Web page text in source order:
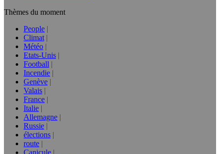
Thèmes du moment
People
Climat
Météo
Etats-Unis
Football
Incendie
Genève
Valais
France
Italie
Allemagne
Russie
élections
route
Canicule